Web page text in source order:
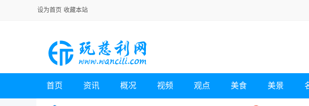
设为首页 收藏本站
首页 资讯 概况 视频 观点 美食 美景